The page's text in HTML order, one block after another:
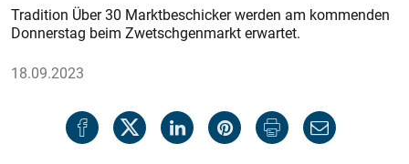
Tradition Über 30 Marktbeschicker werden am kommenden
Donnerstag beim Zwetschgenmarkt erwartet.
18.09.2023